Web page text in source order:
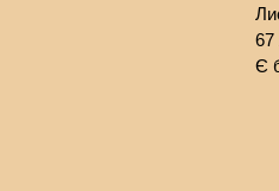
67
Є